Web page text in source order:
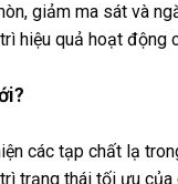
giảm ma sát và
hiệu quả hoạt động
các tạp chất lạ
trạng thái tối ưu của